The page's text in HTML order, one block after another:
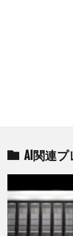
AI関連